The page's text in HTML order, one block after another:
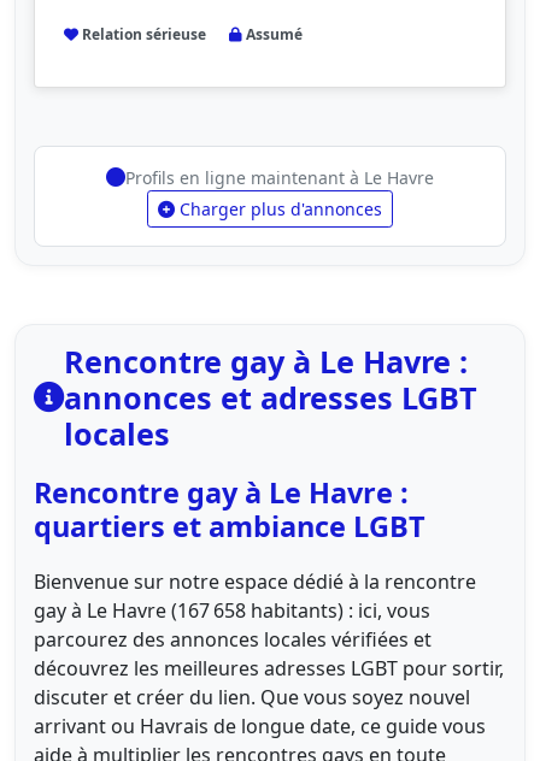
Relation sérieuse Assumé
Profils en ligne maintenant à Le Havre
Charger plus d'annonces
Rencontre gay à Le Havre :
annonces et adresses LGBT
locales
Rencontre gay à Le Havre :
quartiers et ambiance LGBT
Bienvenue sur notre espace dédié à la rencontre
gay à Le Havre (167 658 habitants) : ici, vous
parcourez des annonces locales vérifiées et
découvrez les meilleures adresses LGBT pour sortir,
discuter et créer du lien. Que vous soyez nouvel
arrivant ou Havrais de longue date, ce guide vous
aide à multiplier les rencontres gays en toute